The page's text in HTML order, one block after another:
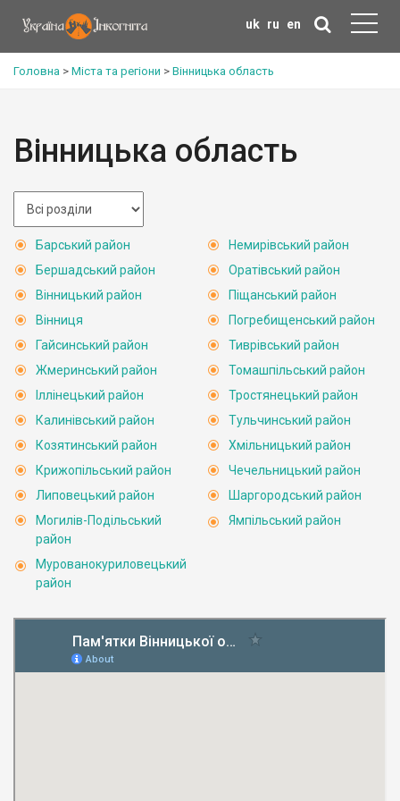
uk ru en
Головна > Міста та регіони > Вінницька область
Вінницька область
Барський район
Бершадський район
Вінницький район
Вінниця
Гайсинський район
Жмеринський район
Іллінецький район
Калинівський район
Козятинський район
Крижопільський район
Липовецький район
Могилів-Подільський
район
Мурованокуриловецький
район
Немирівський район
Оратівський район
Піщанський район
Погребищенський район
Тиврівський район
Томашпільський район
Тростянецький район
Тульчинський район
Хмільницький район
Чечельницький район
Шаргородський район
Ямпільський район